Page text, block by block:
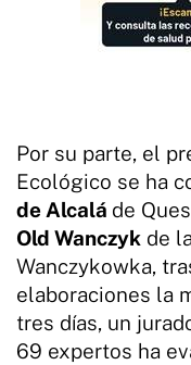
Por su parte, el
Ecológico se ha
de Alcalá de
Old Wanczyk de
Wanczykowka,
elaboraciones la
tres días, un
69 expertos ha